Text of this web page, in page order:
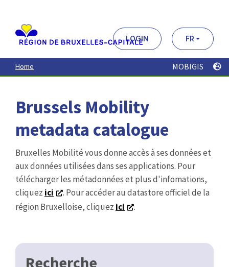
contenu
principal
LOGIN FR
Home MOBIGIS
Brussels Mobility
metadata catalogue
Bruxelles Mobilité vous donne accès à ses données et
aux données utilisées dans ses applications. Pour
télécharger les métadonnées et plus d'infomations,
cliquez ici
. Pour accéder au datastore officiel de la
région Bruxelloise, cliquez ici .
Recherche